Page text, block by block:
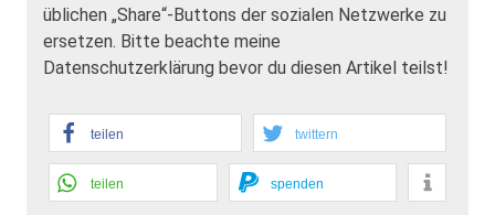
üblichen „Share“-Buttons der sozialen Netzwerke zu
ersetzen. Bitte beachte meine
Datenschutzerklärung bevor du diesen Artikel teilst!
teilen twittern
teilen spenden